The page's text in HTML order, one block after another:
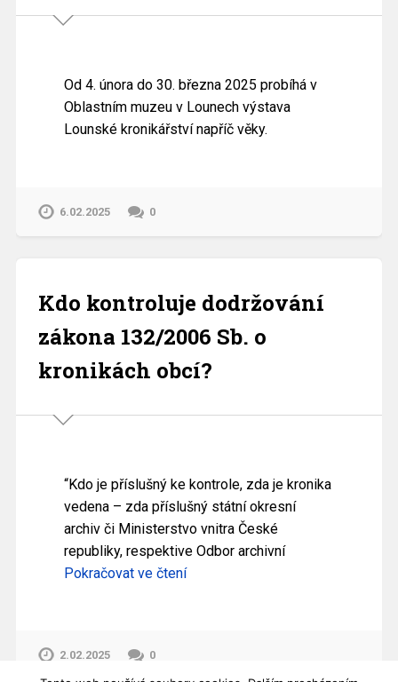
Od 4. února do 30. března 2025 probíhá v
Oblastním muzeu v Lounech výstava
Lounské kronikářství napříč věky.
6.02.2025 0
Kdo kontroluje dodržování
zákona 132/2006 Sb. o
kronikách obcí?
“Kdo je příslušný ke kontrole, zda je kronika
vedena – zda příslušný státní okresní
archiv či Ministerstvo vnitra České
republiky, respektive Odbor archivní
Pokračovat ve čtení
2.02.2025 0